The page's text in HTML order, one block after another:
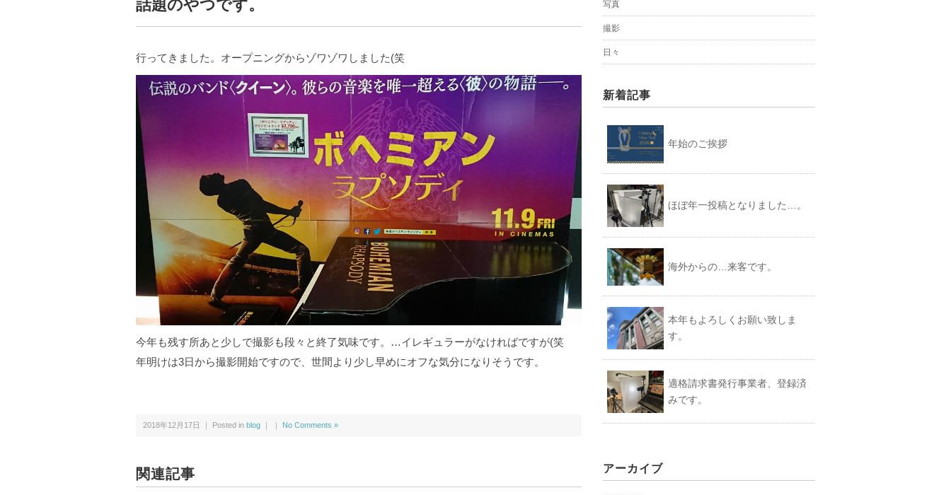
話題のやつです。
行ってきました。オープニングからゾワゾワしました(笑
今年も残す所あと少しで撮影も段々と終了気味です。…イレギュラーがなければですが(笑
年明けは3日から撮影開始ですので、世間より少し早めにオフな気分になりそうです。
2018年12月17日 ｜ Posted in blog No Comments »
関連記事
写真
撮影
日々
新着記事
年始のご挨拶
ほぼ年一投稿となりました…。
海外からの…来客です。
本年もよろしくお願い致しま
す。
適格請求書発行事業者、登録済
みです。
アーカイブ